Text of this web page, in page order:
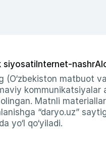
siyosati Internet-nashr
(O‘zbekiston matbuot
Matnli
“daryo.uz”
yo‘l qo‘yiladi.